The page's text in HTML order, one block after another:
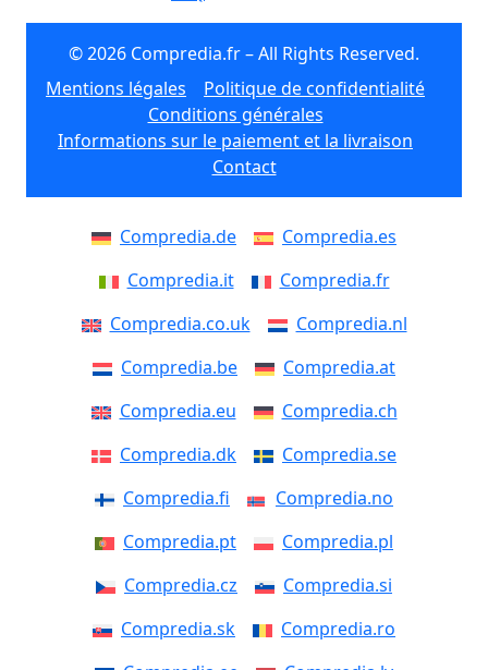
© 2026 Compredia.fr – All Rights Reserved.
Mentions légales
Politique de confidentialité
Conditions générales
Informations sur le paiement et la livraison
Contact
Compredia.de
Compredia.es
Compredia.it
Compredia.fr
Compredia.co.uk
Compredia.nl
Compredia.be
Compredia.at
Compredia.eu
Compredia.ch
Compredia.dk
Compredia.se
Compredia.fi
Compredia.no
Compredia.pt
Compredia.pl
Compredia.cz
Compredia.si
Compredia.sk
Compredia.ro